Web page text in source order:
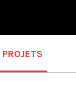
PROJETS